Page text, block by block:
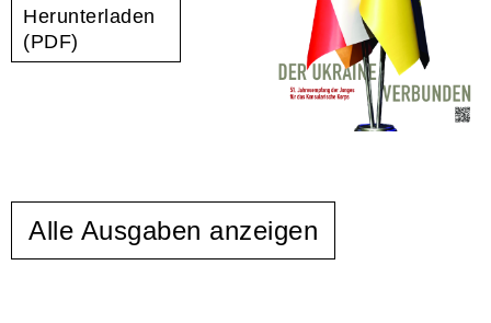
Herunterladen
(PDF)
Alle Ausgaben anzeigen